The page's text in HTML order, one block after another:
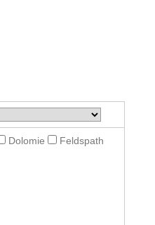
Dolomie Feldspath